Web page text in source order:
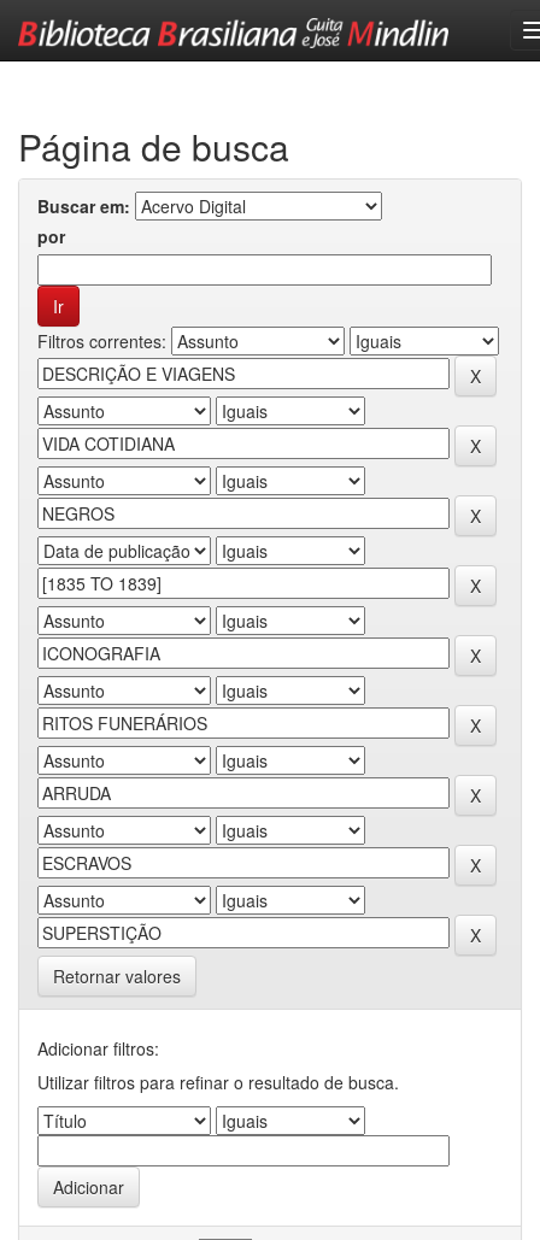
Página de busca
Buscar em:
por
Filtros correntes:
Retornar valores
Adicionar filtros:
Utilizar filtros para refinar o resultado de busca.